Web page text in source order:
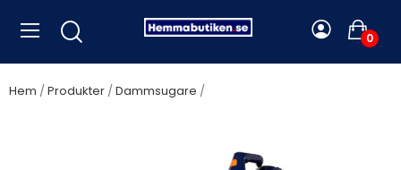
0
Hem Produkter Dammsugare